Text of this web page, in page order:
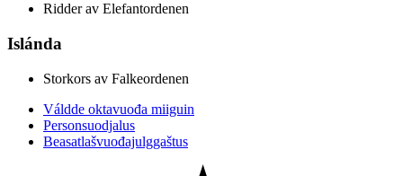
Ridder av Elefantordenen
Islánda
Storkors av Falkeordenen
Váldde oktavuođa miiguin
Personsuodjalus
Beasatlašvuođajulggaštus